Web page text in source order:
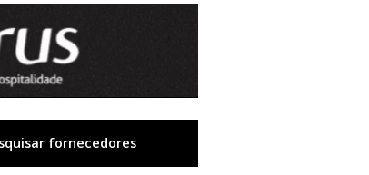
fornecedores